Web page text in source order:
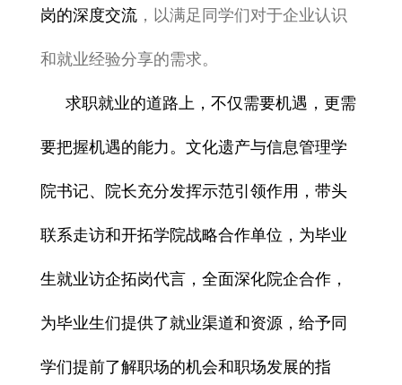
岗的深度交流，以满足同学们对于企业认识
和就业经验分享的需求。
求职就业的道路上，不仅需要机遇，更需
要把握机遇的能力。文化遗产与信息管理学
院书记、院长充分发挥示范引领作用 ，带头
联系走访和开拓学院战略合作单位，为毕业
生就业访企拓岗代言， 全面深化院企合作，
为毕业生们提供了就业渠道和资源，给予同
学们提前了解职场的机会和职场发展的指